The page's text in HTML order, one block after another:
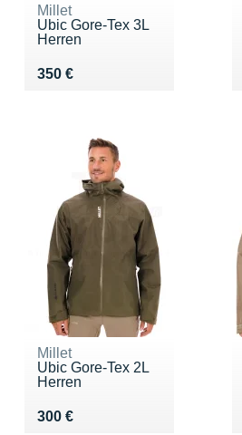
Millet
Ubic Gore-Tex 3L
Herren
350 €
Vendu 350 €
Millet
Ubic Gore-Tex 2L
Herren
300 €
Vendu 300 €